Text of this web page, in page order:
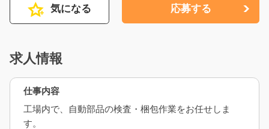
気になる 応募する
求人情報
仕事内容
工場内で、自動部品の検査・梱包作業をお任せしま
す。